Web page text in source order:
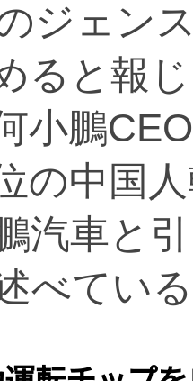
ジェン
ると報
小鵬
の中国
汽車と
べてい